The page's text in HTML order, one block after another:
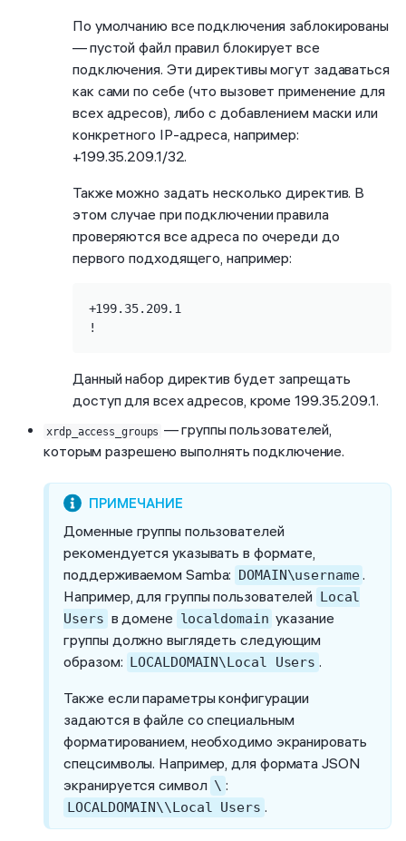
По умолчанию все подключения заблокированы
— пустой файл правил блокирует все
подключения. Эти директивы могут задаваться
как сами по себе (что вызовет применение для
всех адресов), либо с добавлением маски или
конкретного IP-адреса, например:
+199.35.209.1/32.
Также можно задать несколько директив. В
этом случае при подключении правила
проверяются все адреса по очереди до
первого подходящего, например:
+199.35.209.1
!
Данный набор директив будет запрещать
доступ для всех адресов, кроме 199.35.209.1.
xrdp_access_groups — группы пользователей,
которым разрешено выполнять подключение.
Доменные группы пользователей
рекомендуется указывать в формате,
поддерживаемом Samba: DOMAIN\username .
Например, для группы пользователей Local
Users в домене localdomain указание
группы должно выглядеть следующим
образом: LOCALDOMAIN\Local Users .
Также если параметры конфигурации
задаются в файле со специальным
форматированием, необходимо экранировать
спецсимволы. Например, для формата JSON
экранируется символ \ :
LOCALDOMAIN\\Local Users .